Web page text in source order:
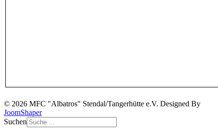
© 2026 MFC "Albatros" Stendal/Tangerhütte e.V. Designed By
JoomShaper
Suchen